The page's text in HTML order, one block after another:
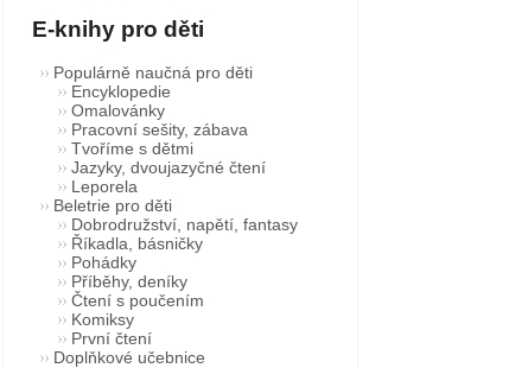
E-knihy pro děti
Populárně naučná pro děti
Encyklopedie
Omalovánky
Pracovní sešity, zábava
Tvoříme s dětmi
Jazyky, dvoujazyčné čtení
Leporela
Beletrie pro děti
Dobrodružství, napětí, fantasy
Říkadla, básničky
Pohádky
Příběhy, deníky
Čtení s poučením
Komiksy
První čtení
Doplňkové učebnice